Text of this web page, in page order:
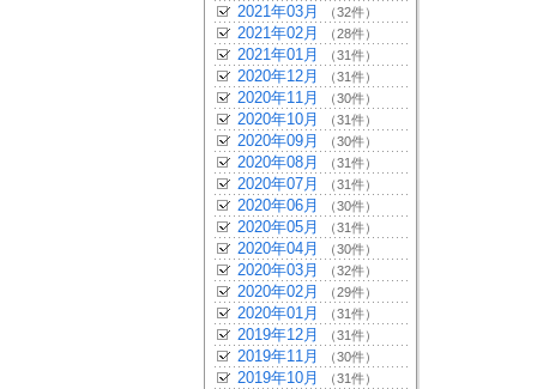
2021年03月 （32件）
2021年02月 （28件）
2021年01月 （31件）
2020年12月 （31件）
2020年11月 （30件）
2020年10月 （31件）
2020年09月 （30件）
2020年08月 （31件）
2020年07月 （31件）
2020年06月 （30件）
2020年05月 （31件）
2020年04月 （30件）
2020年03月 （32件）
2020年02月 （29件）
2020年01月 （31件）
2019年12月 （31件）
2019年11月 （30件）
2019年10月 （31件）